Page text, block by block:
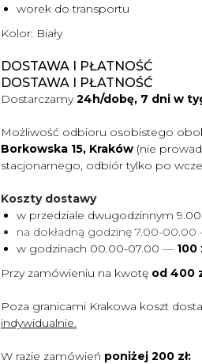
worek do transportu
Kolor: Biały
DOSTAWA I PŁATNOŚĆ
DOSTAWA I PŁATNOŚĆ
Dostarczamy24h/dobę, 7 dni w
Możliwość odbioru osobistego
Borkowska 15, Kraków (nie
stacjonarnego, odbiór tylko po
Koszty dostawy
w przedziale dwugodzinnym
na dokładną godzinę 7.00-
w godzinach 00.00-07.00 — 100
Przy zamówieniu na kwotę od 400
Poza granicami Krakowa koszt
indywidualnie.
W razie zamówień poniżej 200 zł: